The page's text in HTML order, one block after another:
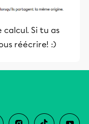
calcul. Si tu as
réécrire! :)